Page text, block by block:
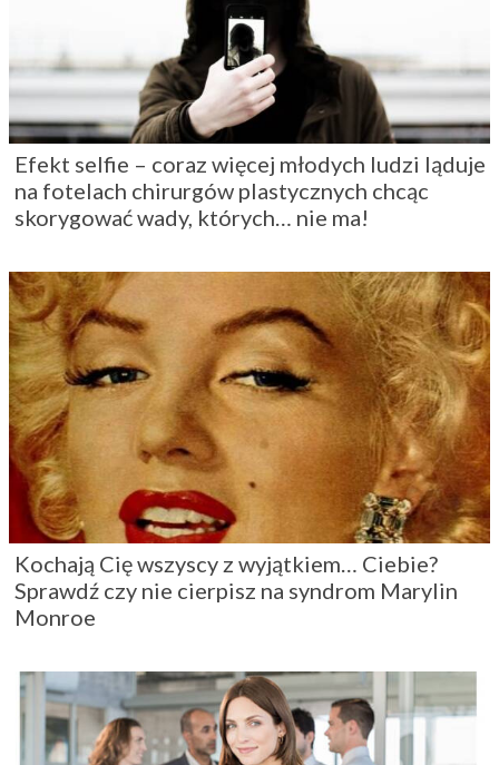
Efekt selfie – coraz więcej młodych ludzi ląduje
na fotelach chirurgów plastycznych chcąc
skorygować wady, których… nie ma!
Kochają Cię wszyscy z wyjątkiem… Ciebie?
Sprawdź czy nie cierpisz na syndrom Marylin
Monroe